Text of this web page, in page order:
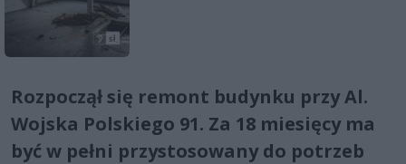
Rozpoczął się remont budynku przy Al.
Wojska Polskiego 91. Za 18 miesięcy ma
być w pełni przystosowany do potrzeb